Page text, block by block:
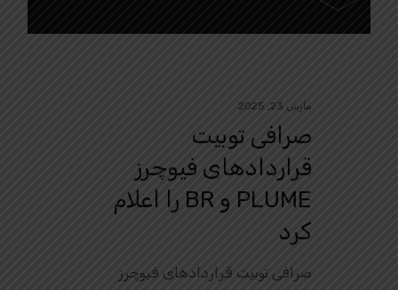
مارس 23, 2025
صرافی توبیت
قراردادهای فیوچرز
PLUME و BR را اعلام
کرد
صرافی توبیت قراردادهای فیوچرز